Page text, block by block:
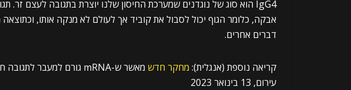
אבקה, כלומר הגוף יכול לסבול את קוביד אך לעולם לא מנקה אותו,
דברים אחרים.
קריאה נוספת (אנגלית): מחקר חדש
עירום, 13 בינואר 2023